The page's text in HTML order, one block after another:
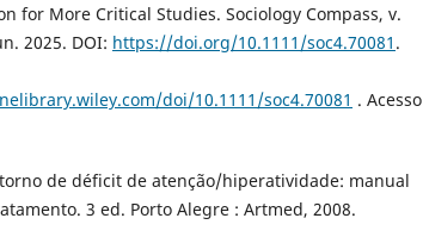
for More Critical Studies. Sociology Compass, v.
2025. DOI: https://doi.org/10.1111/soc4.70081 .
doi/10.1111/soc4.70081 . Acesso
de déficit de atenção/hiperatividade: manual
3 ed. Porto Alegre : Artmed, 2008.